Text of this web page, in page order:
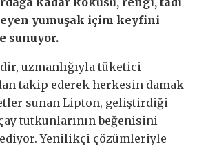
yumuşak içim keyfini
sunuyor.
uzmanlığıyla tüketici
takip ederek herkesin damak
sunan Lipton, geliştirdiği
tutkunlarının beğenisini
Yenilikçi çözümleriyle